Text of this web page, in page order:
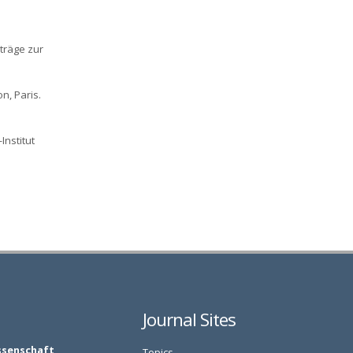
zur
Paris.
Journal Sites